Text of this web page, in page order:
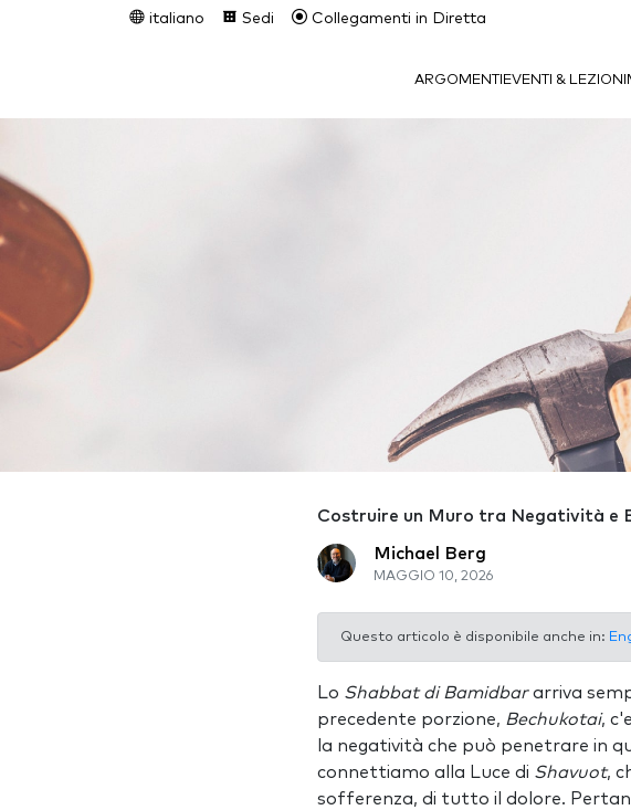
italiano Sedi Collegamenti in Diretta
ARGOMENTI EVENTI & LEZIONI
Costruire un Muro tra Negatività e
Michael Berg
MAGGIO 10, 2026
Questo articolo è disponibile anche in:
Lo Shabbat di Bamidbararriva
precedente porzione, Bechukotai,
la negatività che può penetrare in
connettiamo alla Luce di Shavuot,
sofferenza, di tutto il dolore.